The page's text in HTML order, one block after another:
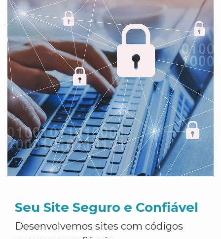
Seu Site Seguro e Confiável
Desenvolvemos sites com códigos